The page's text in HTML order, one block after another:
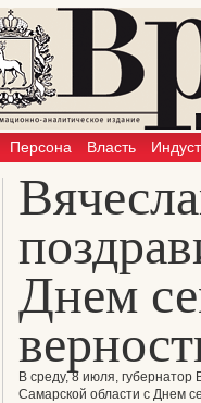
Персона Власть
Днем
В среду, 8 июля,
Самарской области с Днем